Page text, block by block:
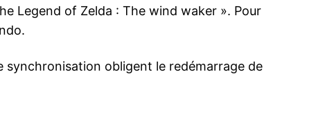
Legend of Zelda : The wind waker ». Pour
synchronisation obligent le redémarrage de